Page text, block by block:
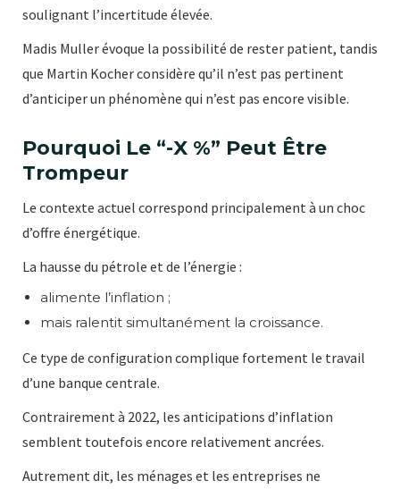
soulignant l’incertitude élevée.
Madis Muller évoque la possibilité de rester patient, tandis
que Martin Kocher considère qu’il n’est pas pertinent
d’anticiper un phénomène qui n’est pas encore visible.
Pourquoi Le “-X %” Peut Être
Trompeur
Le contexte actuel correspond principalement à un choc
d’offre énergétique.
La hausse du pétrole et de l’énergie :
alimente l’inflation ;
mais ralentit simultanément la croissance.
Ce type de configuration complique fortement le travail
d’une banque centrale.
Contrairement à 2022, les anticipations d’inflation
semblent toutefois encore relativement ancrées.
Autrement dit, les ménages et les entreprises ne